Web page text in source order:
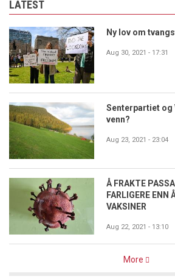
LATEST
Ny lov om
Aug 30, 2021 - 17:31
Senterpartiet og
venn?
Aug 23, 2021 - 23:04
Å FRAKTE
FARLIGERE ENN
VAKSINER
Aug 22, 2021 - 13:10
More